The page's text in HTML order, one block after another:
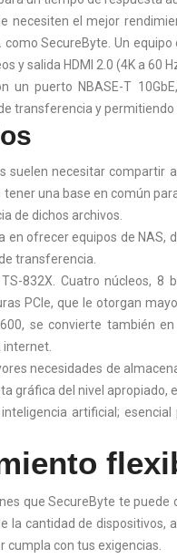
necesiten el mejor
como SecureByte. Un
y salida HDMI 2.0 (4K a 60
un puerto NBASE-T
transferencia y
suelen necesitar compartir
una base en común
de dichos archivos.
en ofrecer equipos de NAS,
transferencia.
832X. Cuatro núcleos, 8
PCIe, que le otorgan
se convierte también
internet.
necesidades de
gráfica del nivel
artificial;
que SecureByte te
la cantidad de dispositivos,
cumpla con tus exigencias.